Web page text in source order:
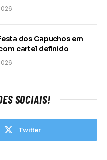
dos Capuchos em
cartel definido
SOCIAIS!
Twitter